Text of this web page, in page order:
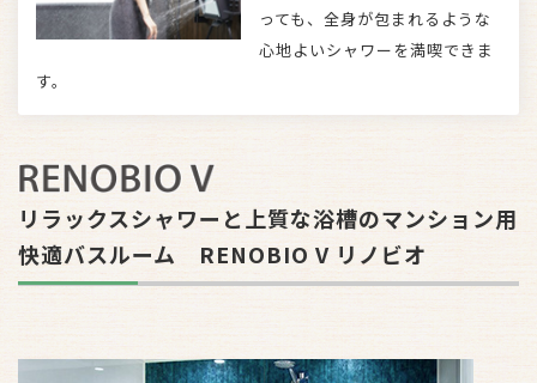
っても、全身が包まれるような
心地よいシャワーを満喫できま
す。
リラックスシャワーと上質な浴槽のマンション用
快適バスルーム RENOBIO V リノビオ